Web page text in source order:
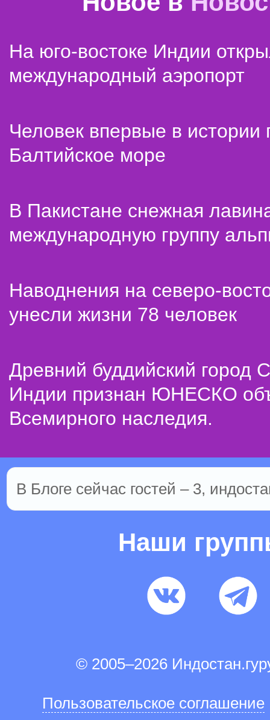
На юго-востоке Индии
международный аэропорт
Человек впервые в истории
Балтийское море
В Пакистане снежная
международную группу
Наводнения на северо-
унесли жизни 78 человек
Древний буддийский город
Индии признан ЮНЕСКО
Всемирного наследия.
В Блоге сейчас гостей – 3,
Наши
© 2005–2026
Пользовательское соглашение